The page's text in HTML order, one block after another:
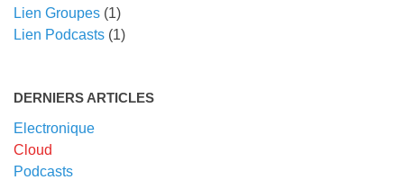
Lien Groupes (1)
Lien Podcasts (1)
DERNIERS ARTICLES
Electronique
Cloud
Podcasts